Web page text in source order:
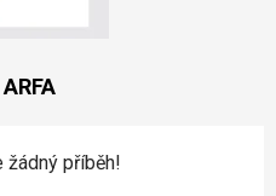
žádný příběh!